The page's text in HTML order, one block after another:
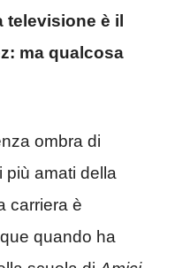
televisione è il
ma qualcosa
ombra di
più amati della
carriera è
quando ha